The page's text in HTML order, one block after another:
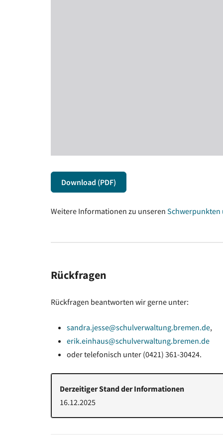
Download (PDF)
Weitere Informationen zu unseren Schwerpunkten
Rückfragen
Rückfragen beantworten wir gerne unter:
sandra.jesse@schulverwaltung.bremen.de,
erik.einhaus@schulverwaltung.bremen.de
oder telefonisch unter (0421) 361-30424.
Derzeitiger Stand der Informationen
16.12.2025